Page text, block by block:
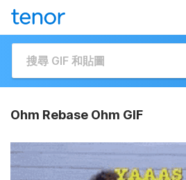
Ohm Rebase Ohm GIF